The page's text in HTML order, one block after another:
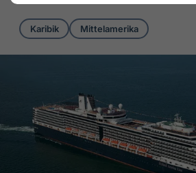
Karibik Mittelamerika